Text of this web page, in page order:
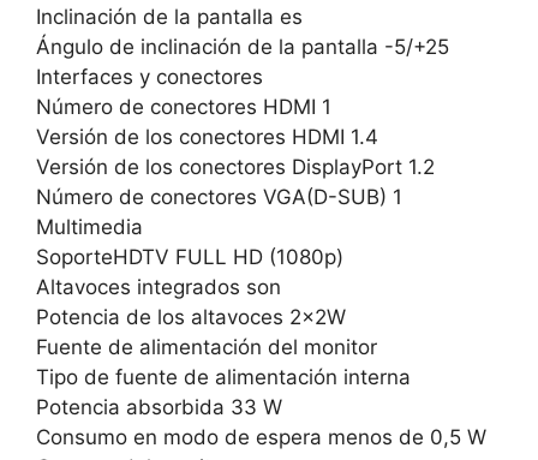
Inclinación de la pantalla es
Ángulo de inclinación de la pantalla -5/+25
Interfaces y conectores
Número de conectores HDMI 1
Versión de los conectores HDMI 1.4
Versión de los conectores DisplayPort 1.2
Número de conectores VGA(D-SUB) 1
Multimedia
SoporteHDTV FULL HD (1080p)
Altavoces integrados son
Potencia de los altavoces 2x2W
Fuente de alimentación del monitor
Tipo de fuente de alimentación interna
Potencia absorbida 33 W
Consumo en modo de espera menos de 0,5 W